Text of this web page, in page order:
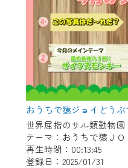
テーマ：おうちで猿Ｊ
再生時間：00:13:45
登録日：2025/01/31